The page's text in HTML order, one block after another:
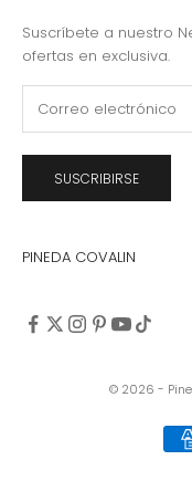
Suscríbete a nuestro
ofertas en exclusiva.
SUSCRIBIRSE
PINEDA COVALIN
© 2026 -